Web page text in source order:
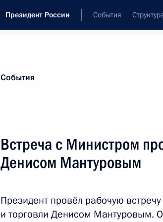
Президент России События
Федерации
События
Встреча с Министром
Денисом Мантуровым
Президент провёл рабочую
и торговли Денисом Мантуровым.